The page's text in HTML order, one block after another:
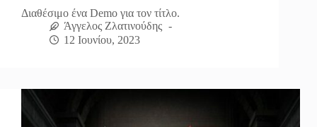
Διαθέσιμο ένα Demo για τον τίτλο.
Άγγελος Ζλατινούδης
12 Ιουνίου, 2023